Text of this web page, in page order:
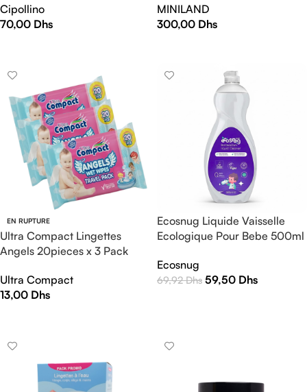
Cipollino
70,00 Dhs
MINILAND
300,00 Dhs
EN RUPTURE
Ultra Compact Lingettes
Angels 20pieces x 3 Pack
Ultra Compact
13,00 Dhs
Ecosnug Liquide Vaisselle
Ecologique Pour Bebe 500ml
Ecosnug
69,92Dhs 59,50 Dhs